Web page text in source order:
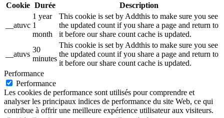
Cookie Durée Description
__atuvc
1 year
1
month
This cookie is set by Addthis to make sure you see
the updated count if you share a page and return to
it before our share count cache is updated.
__atuvs
30
minutes
This cookie is set by Addthis to make sure you see
the updated count if you share a page and return to
it before our share count cache is updated.
Performance
Performance
Les cookies de performance sont utilisés pour comprendre et
analyser les principaux indices de performance du site Web, ce qui
contribue à offrir une meilleure expérience utilisateur aux visiteurs.